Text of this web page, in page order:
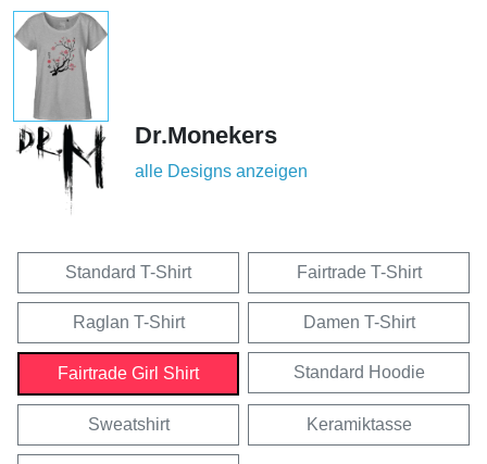
Dr.Monekers
alle Designs anzeigen
Standard T-Shirt Fairtrade T-Shirt
Raglan T-Shirt Damen T-Shirt
Fairtrade Girl Shirt Standard Hoodie
Sweatshirt Keramiktasse